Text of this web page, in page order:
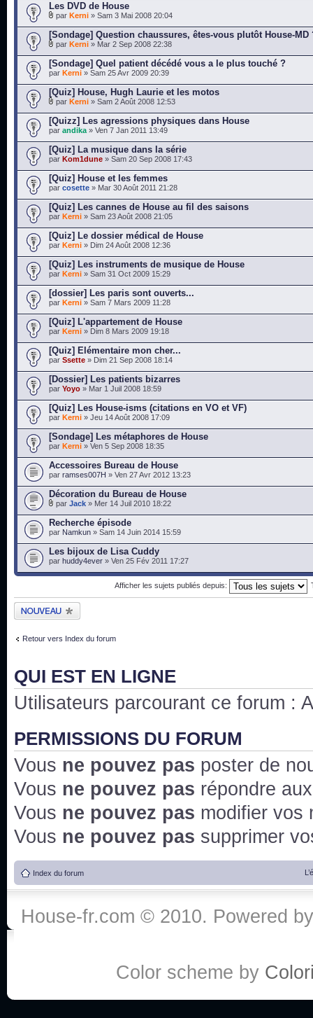
Les DVD de House
par Kerni » Sam 3 Mai 2008 20:04
[Sondage] Question chaussures, êtes-vous plutôt House-MD
par Kerni » Mar 2 Sep 2008 22:38
[Sondage] Quel patient décédé vous a le plus touché ?
par Kerni » Sam 25 Avr 2009 20:39
[Quiz] House, Hugh Laurie et les motos
par Kerni » Sam 2 Août 2008 12:53
[Quizz] Les agressions physiques dans House
par andika » Ven 7 Jan 2011 13:49
[Quiz] La musique dans la série
par Kom1dune » Sam 20 Sep 2008 17:43
[Quiz] House et les femmes
par cosette » Mar 30 Août 2011 21:28
[Quiz] Les cannes de House au fil des saisons
par Kerni » Sam 23 Août 2008 21:05
[Quiz] Le dossier médical de House
par Kerni » Dim 24 Août 2008 12:36
[Quiz] Les instruments de musique de House
par Kerni » Sam 31 Oct 2009 15:29
[dossier] Les paris sont ouverts...
par Kerni » Sam 7 Mars 2009 11:28
[Quiz] L'appartement de House
par Kerni » Dim 8 Mars 2009 19:18
[Quiz] Elémentaire mon cher...
par Ssette » Dim 21 Sep 2008 18:14
[Dossier] Les patients bizarres
par Yoyo » Mar 1 Juil 2008 18:59
[Quiz] Les House-isms (citations en VO et VF)
par Kerni » Jeu 14 Août 2008 17:09
[Sondage] Les métaphores de House
par Kerni » Ven 5 Sep 2008 18:35
Accessoires Bureau de House
par ramses007H » Ven 27 Avr 2012 13:23
Décoration du Bureau de House
par Jack » Mer 14 Juil 2010 18:22
Recherche épisode
par Namkun » Sam 14 Juin 2014 15:59
Les bijoux de Lisa Cuddy
par huddy4ever » Ven 25 Fév 2011 17:27
Afficher les sujets publiés depuis:
Publier un nouveau
sujet
Retour vers Index du forum
QUI EST EN LIGNE
Utilisateurs parcourant ce forum :
PERMISSIONS DU FORUM
Vous ne pouvez pas poster de
Vous ne pouvez pas répondre
Vous ne pouvez pas modifier vos
Vous ne pouvez pas supprimer
Index du forum
House-fr.com © 2010. Powered
Color scheme by